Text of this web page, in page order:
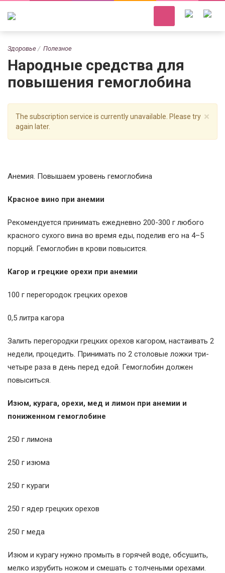
Здоровье Полезное
Народные средства для
повышения гемоглобина
×
The subscription service is currently unavailable. Please try
again later.
Анемия. Повышаем уровень гемоглобина
Красное вино при анемии
Рекомендуется принимать ежедневно 200-300 г любого
красного сухого вина во время еды, поделив его на 4–5
порций. Гемоглобин в крови повысится.
Кагор и грецкие орехи при анемии
100 г перегородок грецких орехов
0,5 литра кагора
Залить перегородки грецких орехов кагором, настаивать 2
недели, процедить. Принимать по 2 столовые ложки три-
четыре раза в день перед едой. Гемоглобин должен
повыситься.
Изюм, курага, орехи, мед и лимон при анемии и
пониженном гемоглобине
250 г лимона
250 г изюма
250 г кураги
250 г ядер грецких орехов
250 г меда
Изюм и курагу нужно промыть в горячей воде, обсушить,
мелко изрубить ножом и смешать с толчеными орехами.